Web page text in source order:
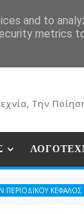
Την
ΚΕΦΑΛΟΣ
and to
metrics